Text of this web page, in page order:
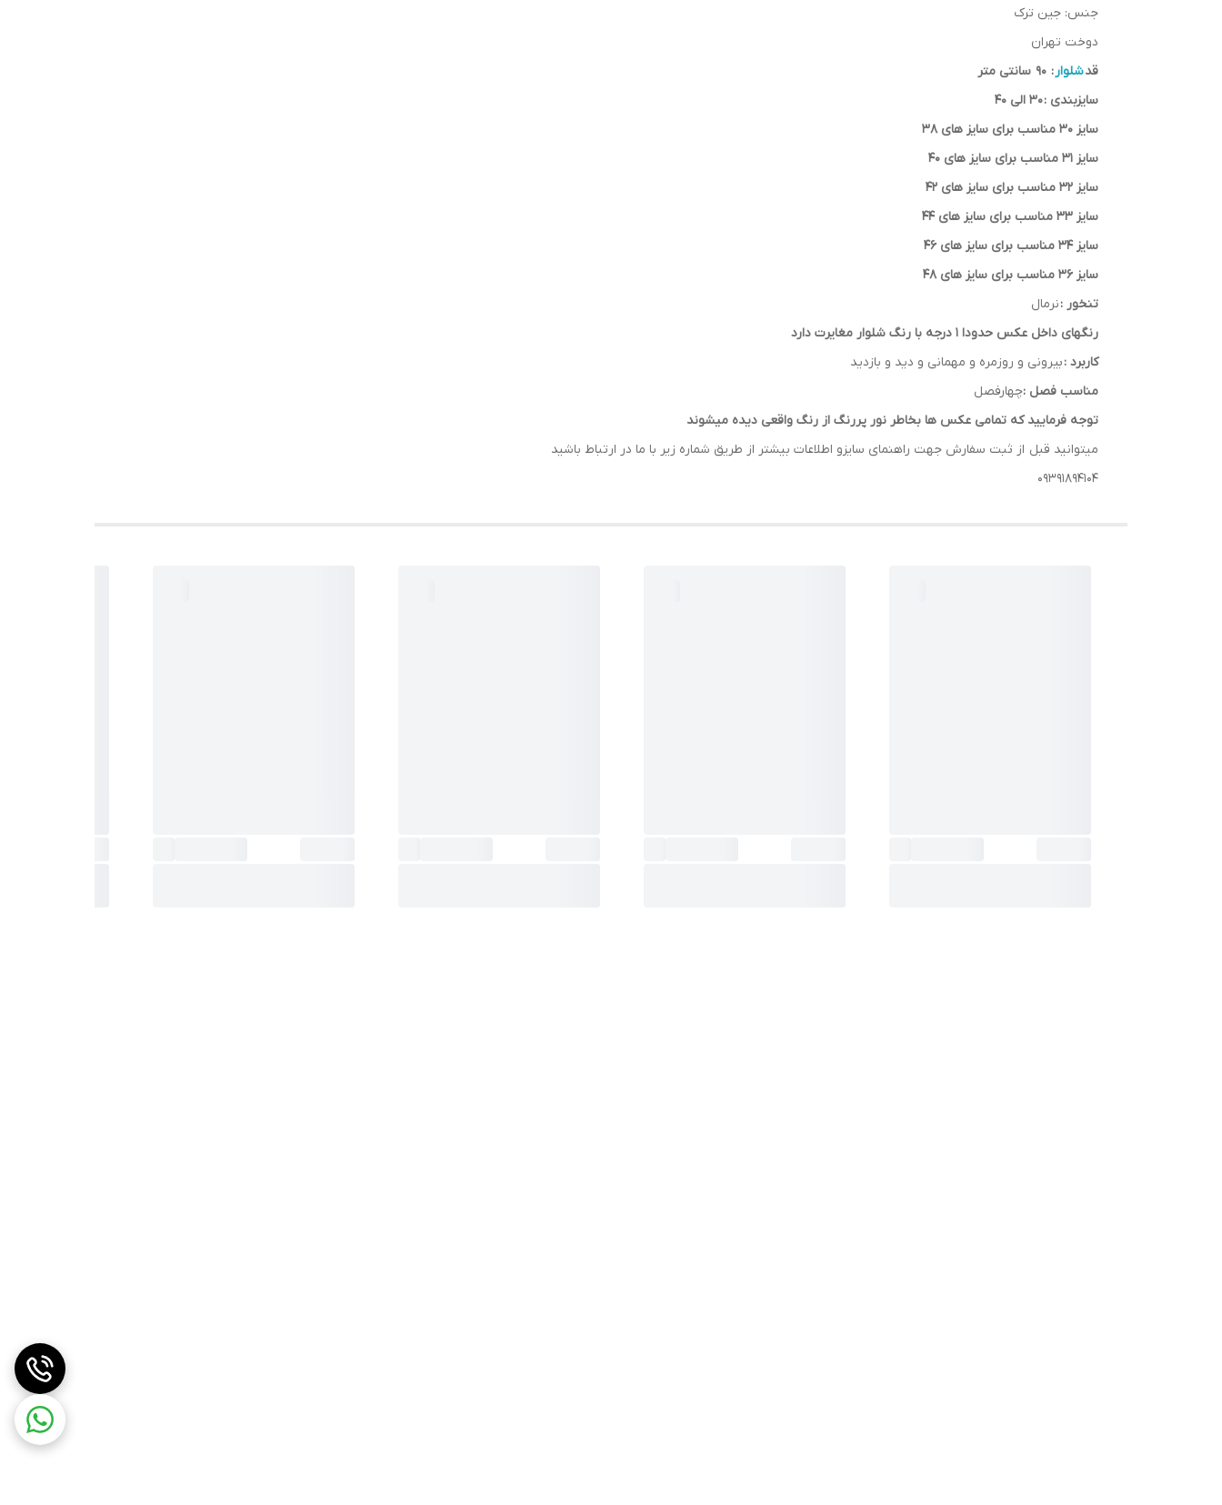
جنس: جین ترک
دوخت تهران
قدشلوار: 90 سانتی متر
سایزبندی :
سایز 30 مناسب برای سایز های 38
سایز 31 مناسب برای سایز های 40
سایز 32 مناسب برای سایز های 42
سایز 33 مناسب برای سایز های 44
سایز 34 مناسب برای سایز های 46
سایز 36 مناسب برای سایز های 48
تنخور :نرمال
رنگهای داخل عکس حدودا 1 درجه با رنگ شلوار مغایرت دارد
کاربرد :بیرونی و روزمره و مهمانی و دید و بازدید
مناسب فصل :چهارفصل
توجه فرمایید که تمامی عکس ها بخاطر نور پررنگ از رنگ واقعی دیده میشوند
میتوانید قبل از ثبت سفارش جهت راهنمای سایزو اطلاعات بیشتر از طریق شماره زیر با ما در ارتباط باشید
09391894104